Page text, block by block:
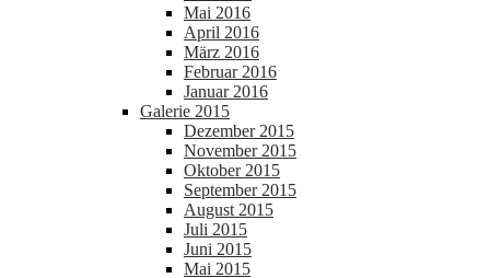
Mai 2016
April 2016
März 2016
Februar 2016
Januar 2016
Galerie 2015
Dezember 2015
November 2015
Oktober 2015
September 2015
August 2015
Juli 2015
Juni 2015
Mai 2015